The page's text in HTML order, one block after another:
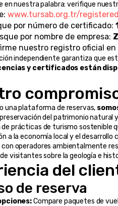
en nuestra palabra: verifique
www.tursab.org.tr/
por número de certificado:
por nombre de empresa:
nuestro registro oficial en
independiente garantiza que
y certificados están
una plataforma de reservas,
del patrimonio natural
prácticas de turismo sostenible
a la economía local y el desarrollo
operadores ambientalmente
visitantes sobre la geología e
del
de reserva
Compare paquetes de